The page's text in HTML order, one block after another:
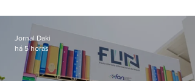
apreensão na população
Jornal Daki
há 5 horas